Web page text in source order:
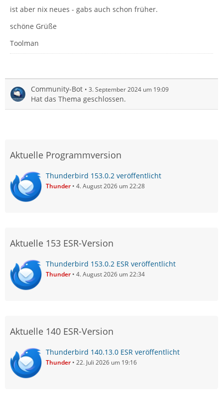
ist aber nix neues - gabs auch schon früher.
schöne Grüße
Toolman
Community-Bot 3. September 2024 um 19:09
Hat das Thema geschlossen.
Aktuelle Programmversion
Thunderbird 153.0.2 veröffentlicht
Thunder 4. August 2026 um 22:28
Aktuelle 153 ESR-Version
Thunderbird 153.0.2 ESR veröffentlicht
Thunder 4. August 2026 um 22:34
Aktuelle 140 ESR-Version
Thunderbird 140.13.0 ESR veröffentlicht
Thunder 22. Juli 2026 um 19:16